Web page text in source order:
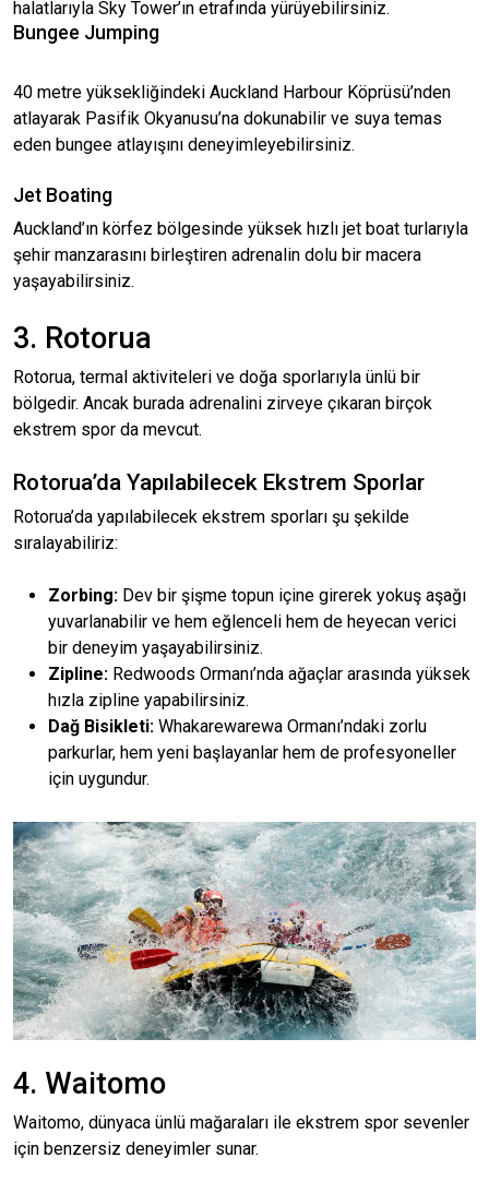
halatlarıyla Sky Tower’ın etrafında yürüyebilirsiniz.
Bungee Jumping
40 metre yüksekliğindeki Auckland Harbour Köprüsü’nden
atlayarak Pasifik Okyanusu’na dokunabilir ve suya temas
eden bungee atlayışını deneyimleyebilirsiniz.
Jet Boating
Auckland’ın körfez bölgesinde yüksek hızlı jet boat turlarıyla
şehir manzarasını birleştiren adrenalin dolu bir macera
yaşayabilirsiniz.
3. Rotorua
Rotorua, termal aktiviteleri ve doğa sporlarıyla ünlü bir
bölgedir. Ancak burada adrenalini zirveye çıkaran birçok
ekstrem spor da mevcut.
Rotorua’da Yapılabilecek Ekstrem Sporlar
Rotorua’da yapılabilecek ekstrem sporları şu şekilde
sıralayabiliriz:
Zorbing: Dev bir şişme topun içine girerek yokuş aşağı
yuvarlanabilir ve hem eğlenceli hem de heyecan verici
bir deneyim yaşayabilirsiniz.
Zipline: Redwoods Ormanı’nda ağaçlar arasında yüksek
hızla zipline yapabilirsiniz.
Dağ Bisikleti: Whakarewarewa Ormanı’ndaki zorlu
parkurlar, hem yeni başlayanlar hem de profesyoneller
için uygundur.
4. Waitomo
Waitomo, dünyaca ünlü mağaraları ile ekstrem spor sevenler
için benzersiz deneyimler sunar.